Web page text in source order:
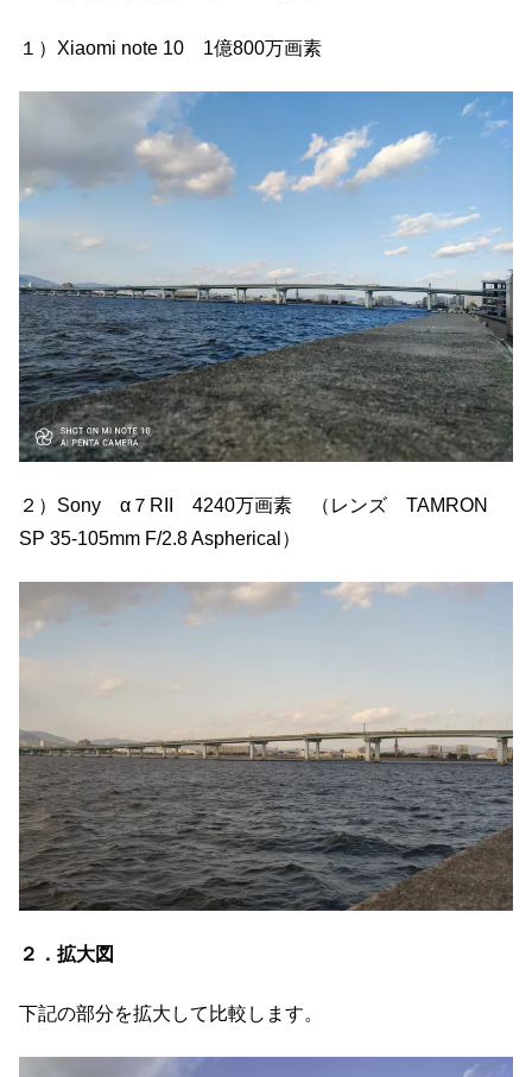
１）Xiaomi note 10 1億800万画素
２）Sony α７RII 4240万画素 （レンズ TAMRON
SP 35-105mm F/2.8 Aspherical）
２．拡大図
下記の部分を拡大して比較します。